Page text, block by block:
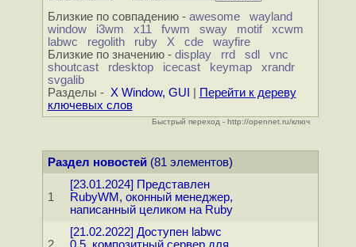
Близкие по совпадению - awesome
wayland
window
i3wm x11 fvwm sway motif
xcwm
labwc
regolith ruby X cde
wayfire
Близкие по значению - display rrd sdl
vnc
shoutcast
rdesktop icecast keymap
xrandr
svgalib
Разделы - X Window, GUI
Перейти к дереву
ключевых слов
Быстрый переход - http://opennet.ru/ключ
Раздел новостей(81 элементов)
1
[23.01.2024] Представлен
RubyWM, оконный менеджер,
написанный целиком на Ruby
[21.02.2022] Доступен labwc